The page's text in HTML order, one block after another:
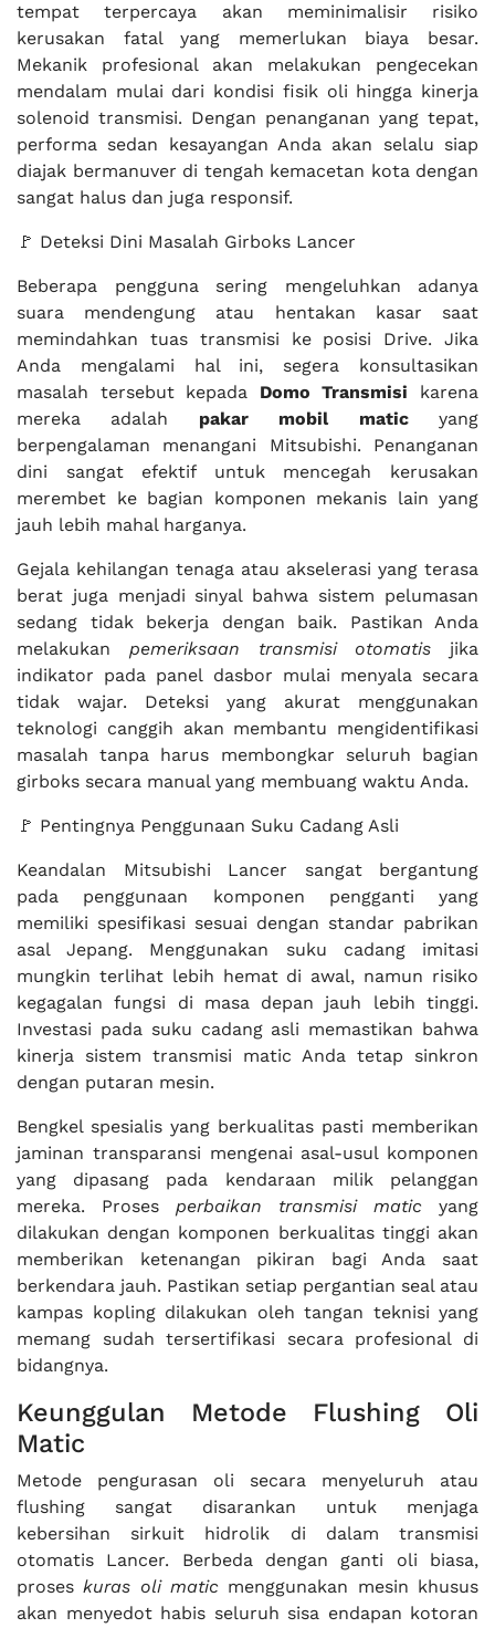
tempat terpercaya akan meminimalisir risiko
kerusakan fatal yang memerlukan biaya besar.
Mekanik profesional akan melakukan pengecekan
mendalam mulai dari kondisi fisik oli hingga kinerja
solenoid transmisi. Dengan penanganan yang tepat,
performa sedan kesayangan Anda akan selalu siap
diajak bermanuver di tengah kemacetan kota dengan
sangat halus dan juga responsif.
🚩 Deteksi Dini Masalah Girboks Lancer
Beberapa pengguna sering mengeluhkan adanya
suara mendengung atau hentakan kasar saat
memindahkan tuas transmisi ke posisi Drive. Jika
Anda mengalami hal ini, segera konsultasikan
masalah tersebut kepada Domo Transmisi karena
mereka adalah pakar mobil maticyang
berpengalaman menangani Mitsubishi. Penanganan
dini sangat efektif untuk mencegah kerusakan
merembet ke bagian komponen mekanis lain yang
jauh lebih mahal harganya.
Gejala kehilangan tenaga atau akselerasi yang terasa
berat juga menjadi sinyal bahwa sistem pelumasan
sedang tidak bekerja dengan baik. Pastikan Anda
melakukan pemeriksaan transmisi otomatis jika
indikator pada panel dasbor mulai menyala secara
tidak wajar. Deteksi yang akurat menggunakan
teknologi canggih akan membantu mengidentifikasi
masalah tanpa harus membongkar seluruh bagian
girboks secara manual yang membuang waktu Anda.
🚩 Pentingnya Penggunaan Suku Cadang Asli
Keandalan Mitsubishi Lancer sangat bergantung
pada penggunaan komponen pengganti yang
memiliki spesifikasi sesuai dengan standar pabrikan
asal Jepang. Menggunakan suku cadang imitasi
mungkin terlihat lebih hemat di awal, namun risiko
kegagalan fungsi di masa depan jauh lebih tinggi.
Investasi pada suku cadang asli memastikan bahwa
kinerja sistem transmisi matic Anda tetap sinkron
dengan putaran mesin.
Bengkel spesialis yang berkualitas pasti memberikan
jaminan transparansi mengenai asal-usul komponen
yang dipasang pada kendaraan milik pelanggan
mereka. Proses perbaikan transmisi matic yang
dilakukan dengan komponen berkualitas tinggi akan
memberikan ketenangan pikiran bagi Anda saat
berkendara jauh. Pastikan setiap pergantian seal atau
kampas kopling dilakukan oleh tangan teknisi yang
memang sudah tersertifikasi secara profesional di
bidangnya.
Keunggulan Metode Flushing Oli
Matic
Metode pengurasan oli secara menyeluruh atau
flushing sangat disarankan untuk menjaga
kebersihan sirkuit hidrolik di dalam transmisi
otomatis Lancer. Berbeda dengan ganti oli biasa,
proseskuras oli matic menggunakan mesin khusus
akan menyedot habis seluruh sisa endapan kotoran